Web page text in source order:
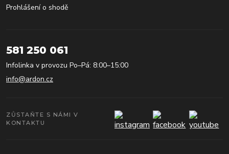
Prohlášení o shodě
581 250 061
Infolinka v provozu Po–Pá: 8:00–15:00
info@ardon.cz
ZŮSTAŇTE S NÁMI V
KONTAKTU